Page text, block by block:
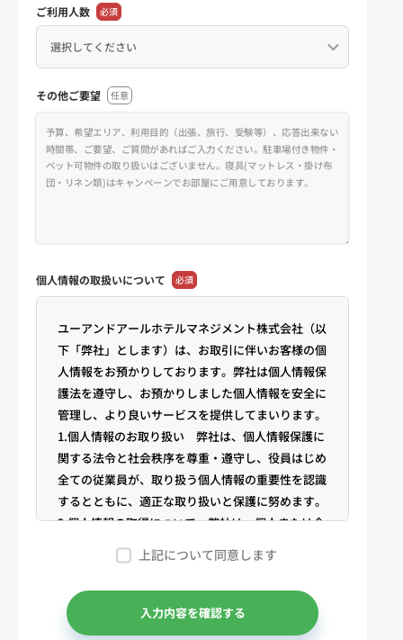
ご利用人数 必須
その他ご要望 任意
個人情報の取扱いについて 必須
ユーアンドアールホテルマネジメント株式会社（以
下「弊社」とします）は、お取引に伴いお客様の個
人情報をお預かりしております。弊社は個人情報保
護法を遵守し、お預かりしました個人情報を安全に
管理し、より良いサービスを提供してまいります。
1.個人情報のお取り扱い 弊社は、個人情報保護に
関する法令と社会秩序を尊重・遵守し、役員はじめ
全ての従業員が、取り扱う個人情報の重要性を認識
するとともに、適正な取り扱いと保護に努めます。
2.個人情報の取得について 弊社は、個人または企
業からの電話・メール等のお問合せや公開情報（登
記簿謄本、電話帳、インターネット掲載情報等）な
どから適法かつ公正な手段により個人情報を取得い
たします。
3.弊社が保有する個人情報 （1）マンスリー物件
上記について同意します
入力内容を確認する